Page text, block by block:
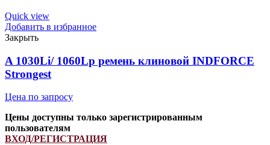
657793.0
ремень
клиновой
INDFORCE
Strongest
quantity
Quick view
Добавить в избранное
Закрыть
A 1030Li/ 1060Lp ремень клиновой INDFORCE
Strongest
Цена по запросу
Цены доступны только зарегистрированным
пользователям
ВХОД/РЕГИСТРАЦИЯ